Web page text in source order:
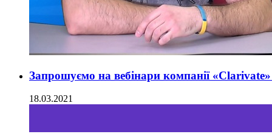
Запрошуємо на вебінари компанії «Clarivate»
18.03.2021